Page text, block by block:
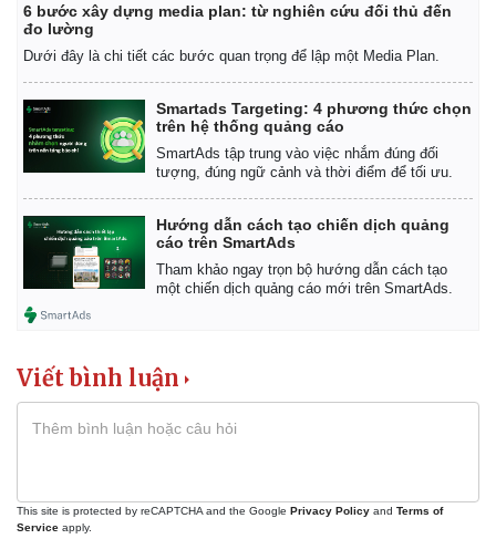
Pháp luật
Vụ án
Tin nóng
Tư vấn luật
Quân sự - Quốc phòng
Vũ khí
Việt Nam
Phân tích
6 bước xây dựng media plan: từ nghiên cứu đối thủ đến
đo lường
Dưới đây là chi tiết các bước quan trọng để lập một Media Plan.
Smartads Targeting: 4 phương thức chọn
trên hệ thống quảng cáo
SmartAds tập trung vào việc nhắm đúng đối
tượng, đúng ngữ cảnh và thời điểm để tối ưu.
Hướng dẫn cách tạo chiến dịch quảng
cáo trên SmartAds
Tham khảo ngay trọn bộ hướng dẫn cách tạo
một chiến dịch quảng cáo mới trên SmartAds.
Viết bình luận
This site is protected by reCAPTCHA and the Google Privacy Policy and Terms of
Service apply.